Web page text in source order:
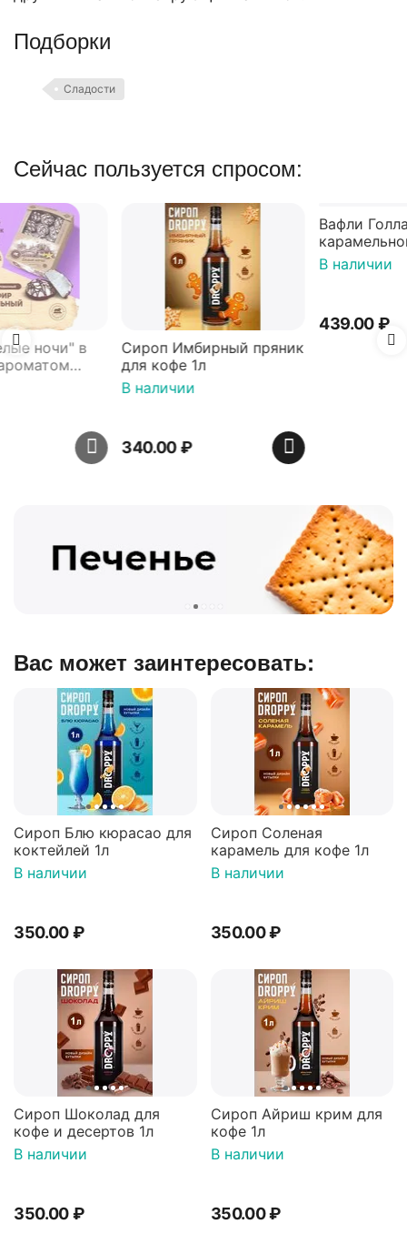
Подборки
Сладости
Сейчас пользуется спросом:
Сироп Имбирный пряник
для кофе 1л
₽
Вафли Голландские с
₽
Вас может заинтересовать:
Сироп Блю кюрасао для
коктейлей 1л
В наличии
350.00₽
Сироп Соленая
карамель для кофе 1л
В наличии
350.00₽
Сироп Шоколад для
кофе и десертов 1л
В наличии
350.00₽
Сироп Айриш крим для
кофе 1л
В наличии
350.00₽